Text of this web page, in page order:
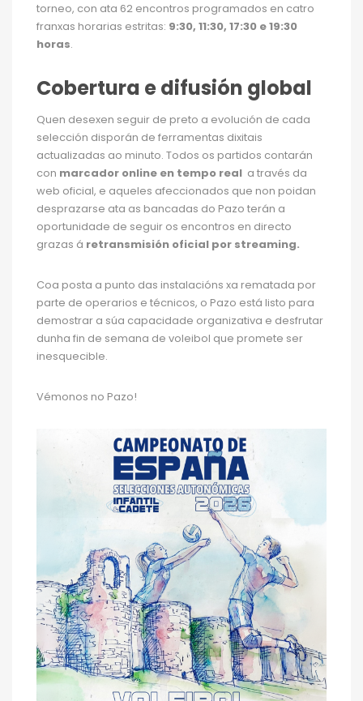
torneo, con ata 62 encontros programados en catro
franxas horarias estritas: 9:30, 11:30, 17:30 e 19:30
horas.
Cobertura e difusión global
Quen desexen seguir de preto a evolución de cada
selección disporán de ferramentas dixitais
actualizadas ao minuto. Todos os partidos contarán
con marcador online en tempo real a través da
web oficial, e aqueles afeccionados que non poidan
desprazarse ata as bancadas do Pazo terán a
oportunidade de seguir os encontros en directo
grazas á retransmisión oficial por streaming.
Coa posta a punto das instalacións xa rematada por
parte de operarios e técnicos, o Pazo está listo para
demostrar a súa capacidade organizativa e desfrutar
dunha fin de semana de voleibol que promete ser
inesquecible.
Vémonos no Pazo!